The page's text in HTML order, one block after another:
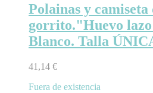
Polainas y camiseta
gorrito."Huevo
Blanco. Talla
41,14 €
Fuera de existencia